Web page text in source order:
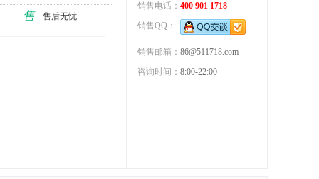
售 售后无忧
销售电话： 400 901 1718
销售QQ：
销售邮箱： 86@511718.com
咨询时间： 8:00-22:00